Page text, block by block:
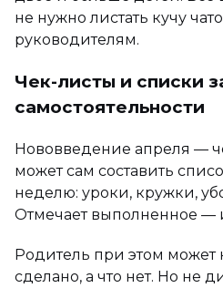
не нужно листать кучу
руководителям.
Чек-листы и списки
самостоятельности
Нововведение апреля —
может сам составить
неделю: уроки, кружки,
Отмечает выполненное —
Родитель при этом может
сделано, а что нет. Но не